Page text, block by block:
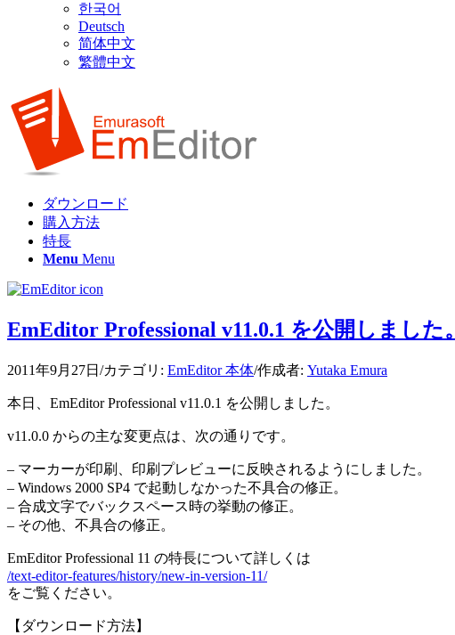
한국어
Deutsch
简体中文
繁體中文
ダウンロード
購入方法
特長
Menu Menu
EmEditor Professional v11.0.1 を公開しました。
2011年9月27日 /カテゴリ: EmEditor 本体/作成者: Yutaka Emura
本日、EmEditor Professional v11.0.1 を公開しました。
v11.0.0 からの主な変更点は、次の通りです。
– マーカーが印刷、印刷プレビューに反映されるようにしました。
– Windows 2000 SP4 で起動しなかった不具合の修正。
– 合成文字でバックスペース時の挙動の修正。
– その他、不具合の修正。
EmEditor Professional 11 の特長について詳しくは
/text-editor-features/history/new-in-version-11/
をご覧ください。
【ダウンロード方法】